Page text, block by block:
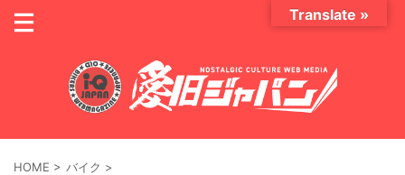
HOME > バイク >
Translate »